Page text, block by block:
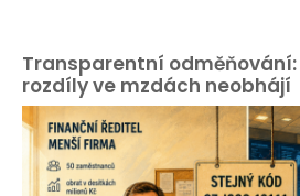
Transparentní odměňování:
rozdíly ve mzdách neobhájí